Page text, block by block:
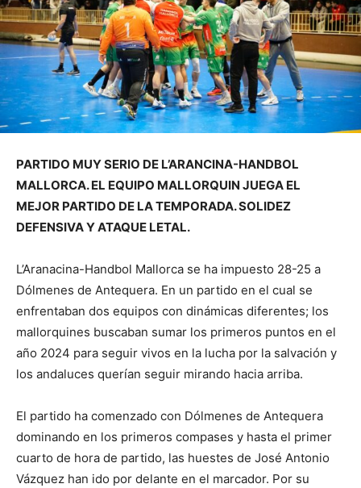
PARTIDO MUY SERIO DE L’ARANCINA-HANDBOL
MALLORCA. EL EQUIPO MALLORQUIN JUEGA EL
MEJOR PARTIDO DE LA TEMPORADA. SOLIDEZ
DEFENSIVA Y ATAQUE LETAL.
L’Aranacina-Handbol Mallorca se ha impuesto 28-25 a
Dólmenes de Antequera. En un partido en el cual se
enfrentaban dos equipos con dinámicas diferentes; los
mallorquines buscaban sumar los primeros puntos en el
año 2024 para seguir vivos en la lucha por la salvación y
los andaluces querían seguir mirando hacia arriba.
El partido ha comenzado con Dólmenes de Antequera
dominando en los primeros compases y hasta el primer
cuarto de hora de partido, las huestes de José Antonio
Vázquez han ido por delante en el marcador. Por su